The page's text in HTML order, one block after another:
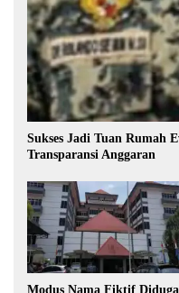
Sukses Jadi Tuan Rumah
Transparansi Anggaran
Modus Nama Fiktif Diduga